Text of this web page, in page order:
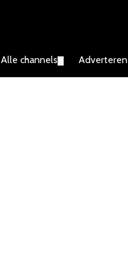
Alle channels Adverteren